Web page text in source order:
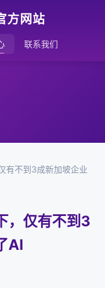
方网站
联系我们
有不到3成新加坡企业
，仅有不到3
AI